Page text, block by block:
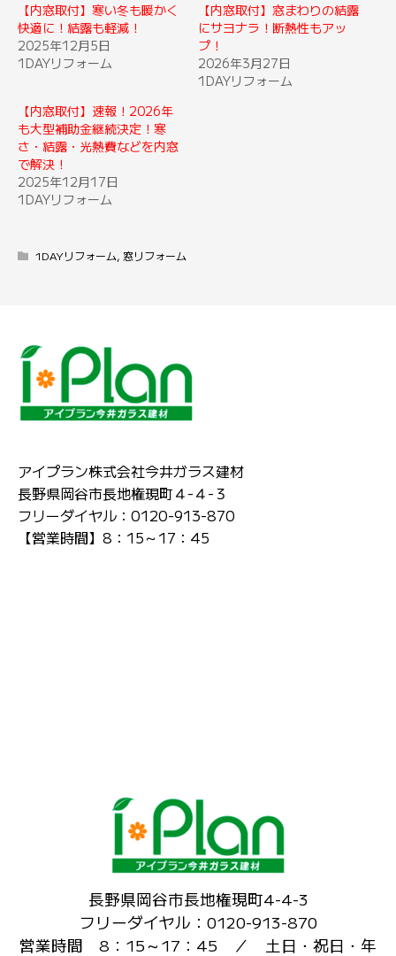
【内窓取付】寒い冬も暖かく
快適に！結露も軽減！
2025年12月5日
1DAYリフォーム
【内窓取付】窓まわりの結露
にサヨナラ！断熱性もアッ
プ！
2026年3月27日
1DAYリフォーム
【内窓取付】速報！2026年
も大型補助金継続決定！寒
さ・結露・光熱費などを内窓
で解決！
2025年12月17日
1DAYリフォーム
1DAYリフォーム, 窓リフォーム
アイプラン株式会社今井ガラス建材
長野県岡谷市長地権現町４-４-３
フリーダイヤル：0120-913-870
【営業時間】8：15～17：45
長野県岡谷市長地権現町4-4-3
フリーダイヤル：0120-913-870
営業時間 8：15～17：45 ／ 土日・祝日・年